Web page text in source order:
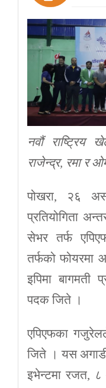
नवौं राष्ट्रिय
राजेन्द्र, रमा र
पोखरा, २६
प्रतियोगिता
सेभर तर्फ
तर्फको फोयरमा
इपिमा बागमती
पदक जिते ।
एपिएफका
जिते । यस
इभेन्टमा रजत,